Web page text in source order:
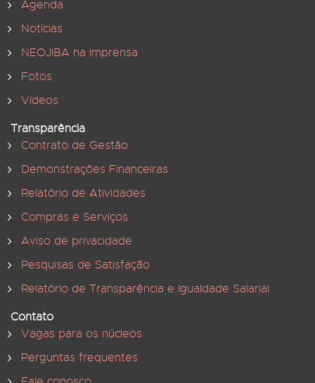
Agenda
Notícias
NEOJIBA na imprensa
Fotos
Vídeos
Transparência
Contrato de Gestão
Demonstrações Financeiras
Relatório de Atividades
Compras e Serviços
Aviso de privacidade
Pesquisas de Satisfação
Relatório de Transparência e Igualdade Salarial
Contato
Vagas para os núcleos
Perguntas frequentes